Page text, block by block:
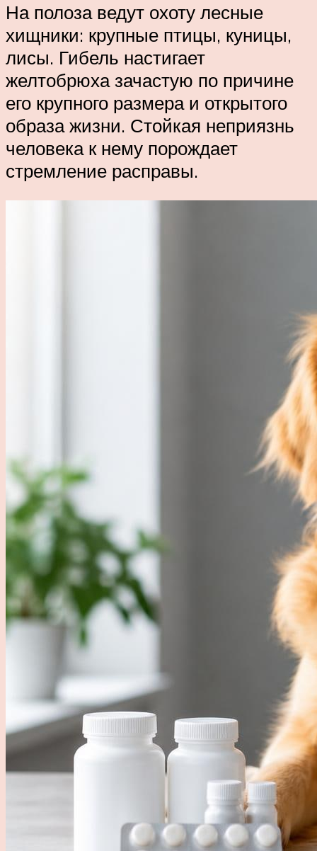
На полоза ведут охоту лесные
хищники: крупные птицы, куницы,
лисы. Гибель настигает
желтобрюха зачастую по причине
его крупного размера и открытого
образа жизни. Стойкая неприязнь
человека к нему порождает
стремление расправы.